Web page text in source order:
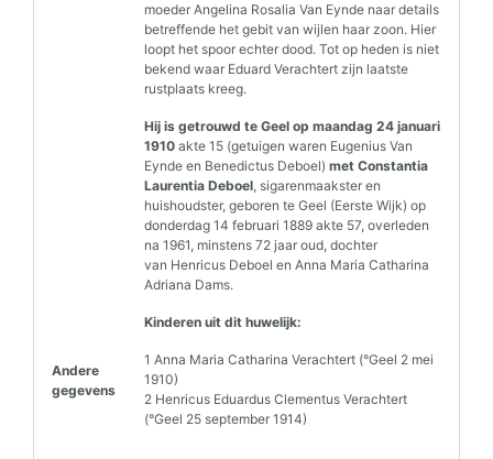
moeder Angelina Rosalia Van Eynde naar details
betreffende het gebit van wijlen haar zoon. Hier
loopt het spoor echter dood. Tot op heden is niet
bekend waar Eduard Verachtert zijn laatste
rustplaats kreeg.
Andere
gegevens
Hij is getrouwd te Geel op maandag 24 januari
1910 akte 15 (getuigen waren Eugenius Van
Eynde en Benedictus Deboel) met Constantia
Laurentia Deboel, sigarenmaakster en
huishoudster, geboren te Geel (Eerste Wijk) op
donderdag 14 februari 1889 akte 57, overleden
na 1961, minstens 72 jaar oud, dochter
van Henricus Deboel en Anna Maria Catharina
Adriana Dams.
Kinderen uit dit huwelijk:
1 Anna Maria Catharina Verachtert (°Geel 2 mei
1910)
2 Henricus Eduardus Clementus Verachtert
(°Geel 25 september 1914)